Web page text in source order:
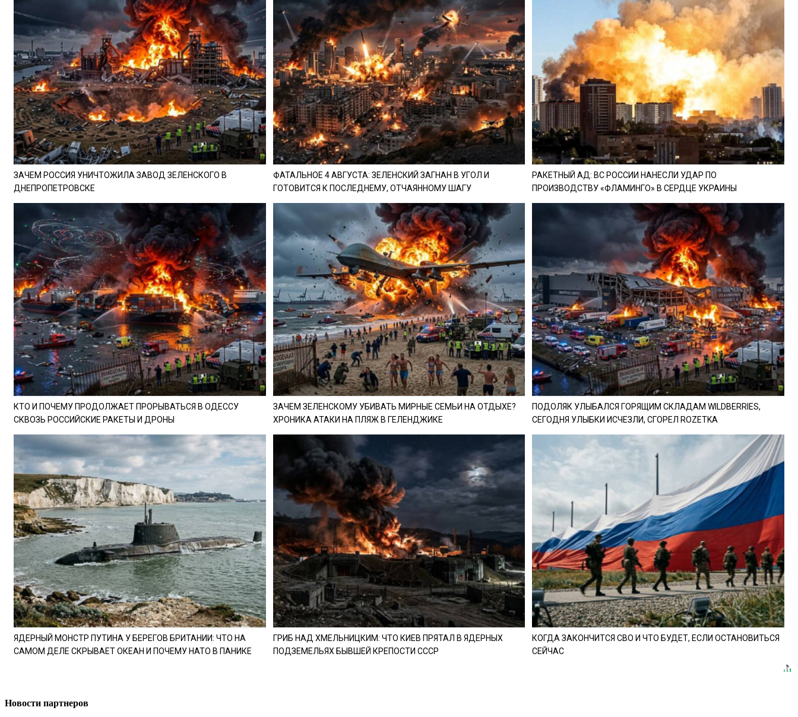
ЗАЧЕМ РОССИЯ УНИЧТОЖИЛА ЗАВОД ЗЕЛЕНСКОГО В
ДНЕПРОПЕТРОВСКЕ
ФАТАЛЬНОЕ 4 АВГУСТА: ЗЕЛЕНСКИЙ ЗАГНАН В УГОЛ И
ГОТОВИТСЯ К ПОСЛЕДНЕМУ, ОТЧАЯННОМУ ШАГУ
РАКЕТНЫЙ АД: ВС РОССИИ НАНЕСЛИ УДАР ПО
ПРОИЗВОДСТВУ «ФЛАМИНГО» В СЕРДЦЕ УКРАИНЫ
КТО И ПОЧЕМУ ПРОДОЛЖАЕТ ПРОРЫВАТЬСЯ В ОДЕССУ
СКВОЗЬ РОССИЙСКИЕ РАКЕТЫ И ДРОНЫ
ЗАЧЕМ ЗЕЛЕНСКОМУ УБИВАТЬ МИРНЫЕ СЕМЬИ НА ОТДЫХЕ?
ХРОНИКА АТАКИ НА ПЛЯЖ В ГЕЛЕНДЖИКЕ
ПОДОЛЯК УЛЫБАЛСЯ ГОРЯЩИМ СКЛАДАМ WILDBERRIES,
СЕГОДНЯ УЛЫБКИ ИСЧЕЗЛИ, СГОРЕЛ ROZETKA
ЯДЕРНЫЙ МОНСТР ПУТИНА У БЕРЕГОВ БРИТАНИИ: ЧТО НА
САМОМ ДЕЛЕ СКРЫВАЕТ ОКЕАН И ПОЧЕМУ НАТО В ПАНИКЕ
ГРИБ НАД ХМЕЛЬНИЦКИМ: ЧТО КИЕВ ПРЯТАЛ В ЯДЕРНЫХ
ПОДЗЕМЕЛЬЯХ БЫВШЕЙ КРЕПОСТИ СССР
КОГДА ЗАКОНЧИТСЯ СВО И ЧТО БУДЕТ, ЕСЛИ ОСТАНОВИТЬСЯ
СЕЙЧАС
Новости партнеров